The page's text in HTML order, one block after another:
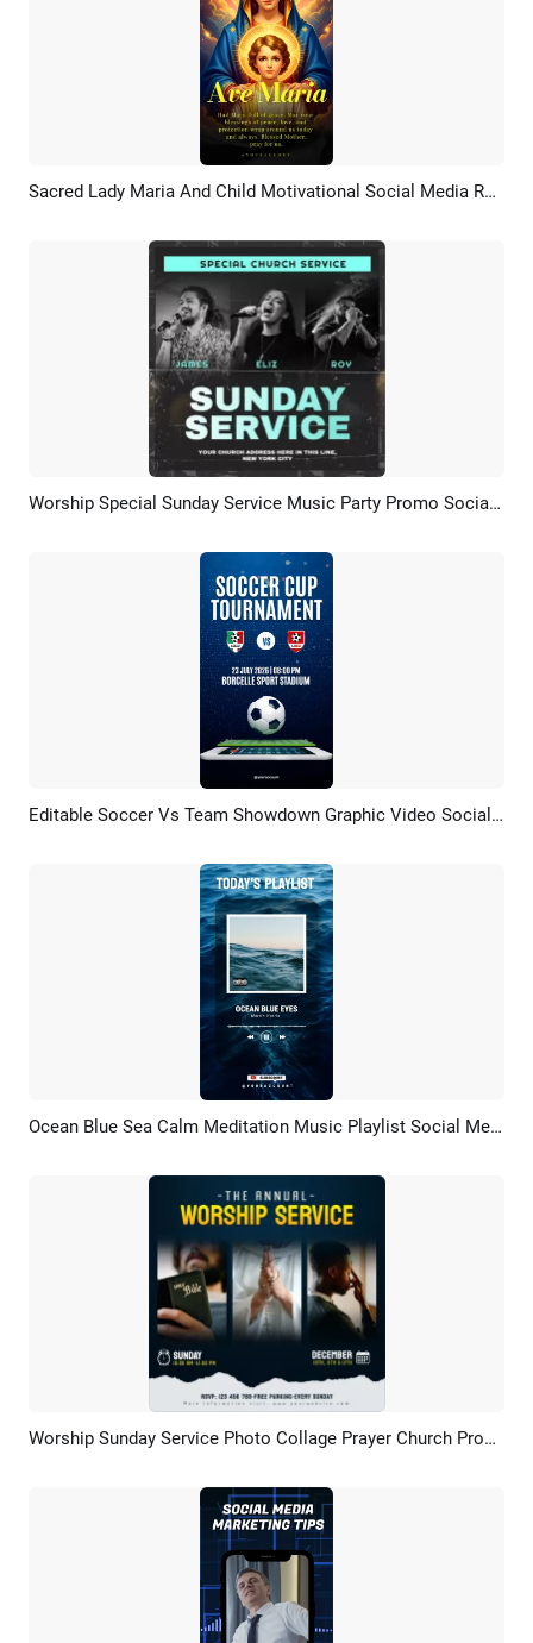
Pratinjau Rekreasi AI Sacred Lady Maria And Child Motivational Social Media Reel
Pratinjau Rekreasi AI Worship Special Sunday Service Music Party Promo Social Media Post
Pratinjau Kustomisasi Editable Soccer Vs Team Showdown Graphic Video Social Media Reel
Pratinjau Rekreasi AI Ocean Blue Sea Calm Meditation Music Playlist Social Media Reel
Pratinjau Rekreasi AI Worship Sunday Service Photo Collage Prayer Church Promo Social Media Post